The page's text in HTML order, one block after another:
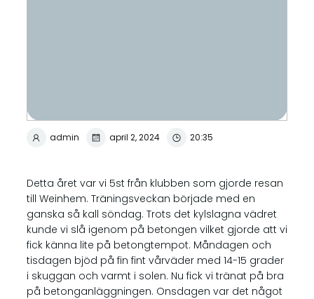
admin april 2, 2024 20:35
Detta året var vi 5st från klubben som gjorde resan
till Weinhem. Träningsveckan började med en
ganska så kall söndag. Trots det kylslagna vädret
kunde vi slå igenom på betongen vilket gjorde att vi
fick känna lite på betongtempot. Måndagen och
tisdagen bjöd på fin fint vårväder med 14-15 grader
i skuggan och varmt i solen. Nu fick vi tränat på bra
på betonganläggningen. Onsdagen var det något